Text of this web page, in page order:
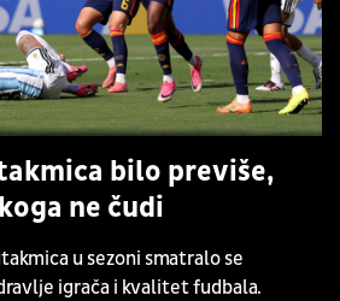
bilo previše,
ne čudi
u sezoni smatralo se
igrača i kvalitet fudbala.